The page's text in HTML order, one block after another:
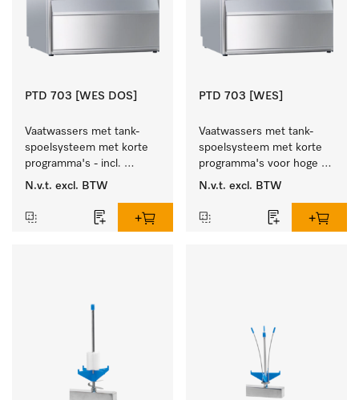
PTD 703 [WES DOS]
Vaatwassers met tank-
spoelsysteem met korte
programma's - incl.
geïntegreerde
ontharder.
N.v.t. excl. BTW
PTD 703 [WES]
Vaatwassers met tank-
spoelsysteem met korte
programma's voor hoge
spoelsnelheden - incl.
N.v.t. excl. BTW